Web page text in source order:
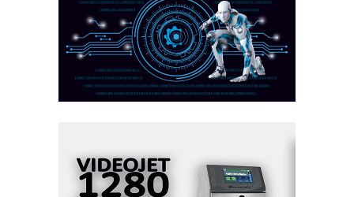
CTO - Prilagodite svoju toplinsku
obradu!
Razvoj asortimanskog pravca MINI-
PLC AKYTEC
AUKOM: Svetski standard metrologije
dostupan u Srbiji
I.SAFE MOBILE revolucioniše
industrijsku automatizaciju
pionirskimmobile operator PANEL-OM